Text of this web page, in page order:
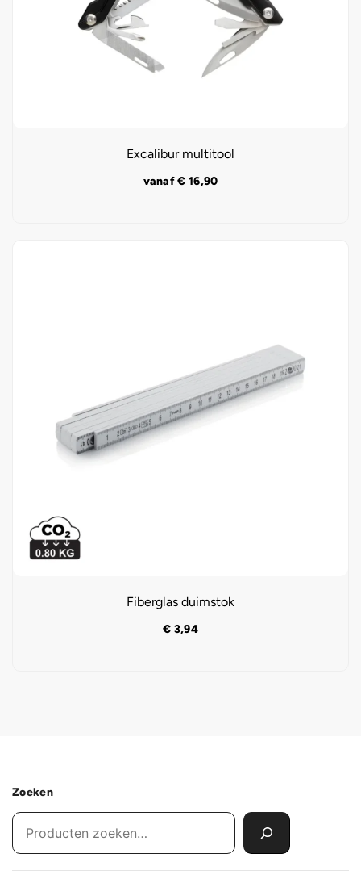
Excalibur multitool
vanaf€ 16,90
Fiberglas duimstok
€ 3,94
Zoeken